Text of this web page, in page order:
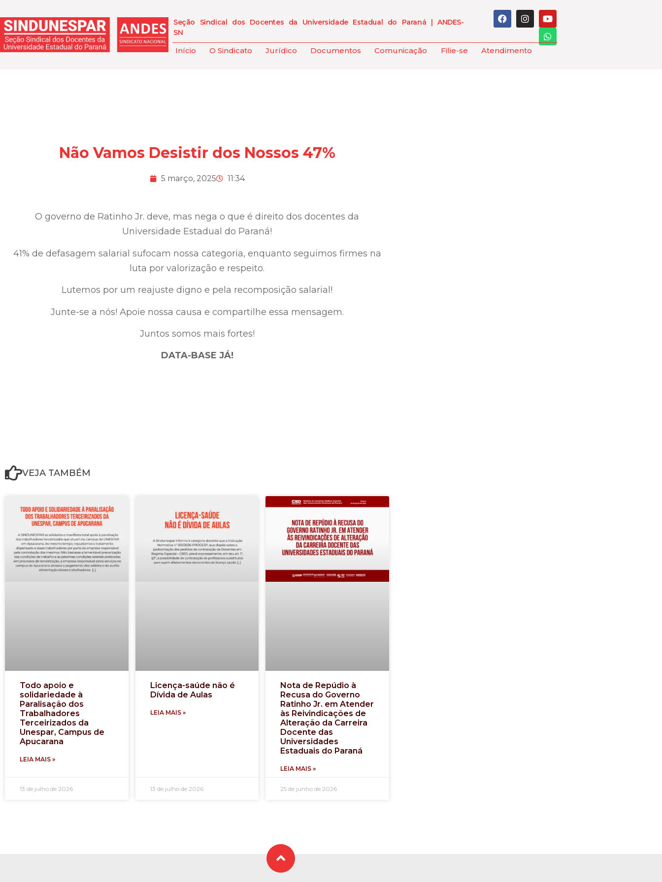
Seção Sindical dos Docentes da Universidade Estadual do Paraná | ANDES-
SN
Início O Sindicato Jurídico Documentos Comunicação Filie-se Atendimento
Não Vamos Desistir dos Nossos 47%
5 março, 2025 11:34
O governo de Ratinho Jr. deve, mas nega o que é direito dos docentes da
Universidade Estadual do Paraná!
41% de defasagem salarial sufocam nossa categoria, enquanto seguimos firmes na
luta por valorização e respeito.
Lutemos por um reajuste digno e pela recomposição salarial!
Junte-se a nós! Apoie nossa causa e compartilhe essa mensagem.
Juntos somos mais fortes!
DATA-BASE JÁ!
VEJA TAMBÉM
Todo apoio e
solidariedade à
Paralisação dos
Trabalhadores
Terceirizados da
Unespar, Campus de
Apucarana
LEIA MAIS »
13 de julho de 2026
Licença-saúde não é
Dívida de Aulas
LEIA MAIS »
13 de julho de 2026
Nota de Repúdio à
Recusa do Governo
Ratinho Jr. em Atender
às Reivindicações de
Alteração da Carreira
Docente das
Universidades
Estaduais do Paraná
LEIA MAIS »
25 de junho de 2026